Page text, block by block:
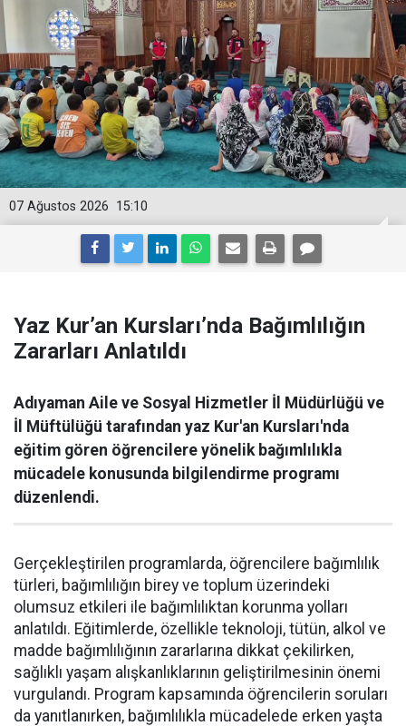
15:10
07 Ağustos 2026
Yaz Kur’an Kursları’nda Bağımlılığın
Zararları Anlatıldı
Adıyaman Aile ve Sosyal Hizmetler İl Müdürlüğü ve
İl Müftülüğü tarafından yaz Kur'an Kursları'nda
eğitim gören öğrencilere yönelik bağımlılıkla
mücadele konusunda bilgilendirme programı
düzenlendi.
Gerçekleştirilen programlarda, öğrencilere bağımlılık
türleri, bağımlılığın birey ve toplum üzerindeki
olumsuz etkileri ile bağımlılıktan korunma yolları
anlatıldı. Eğitimlerde, özellikle teknoloji, tütün, alkol ve
madde bağımlılığının zararlarına dikkat çekilirken,
sağlıklı yaşam alışkanlıklarının geliştirilmesinin önemi
vurgulandı. Program kapsamında öğrencilerin soruları
da yanıtlanırken, bağımlılıkla mücadelede erken yaşta